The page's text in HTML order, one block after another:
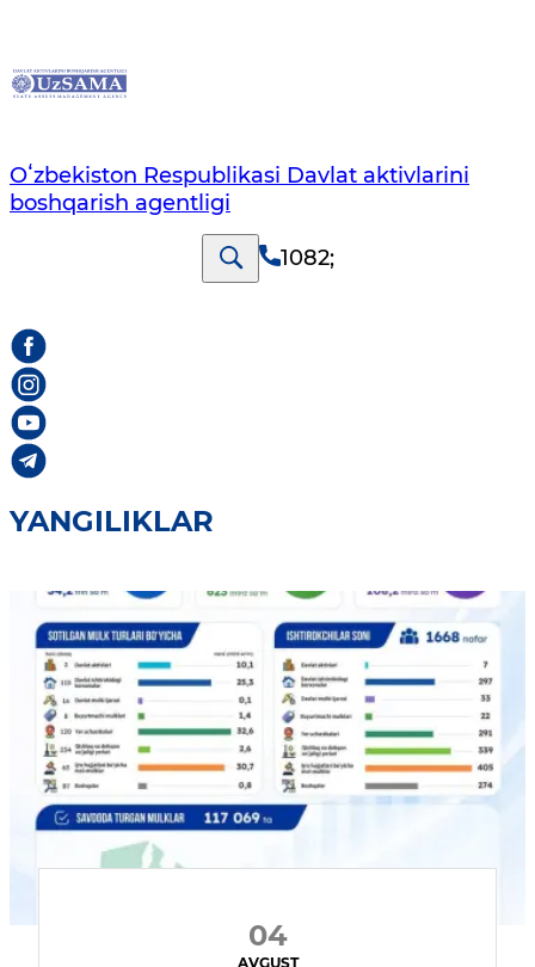
Oʻzbekiston Respublikasi Davlat aktivlarini
boshqarish agentligi
1082;
YANGILIKLAR
04
AVGUST